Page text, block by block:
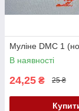
Муліне DMC 1
В наявності
24,25 ₴ 25 ₴